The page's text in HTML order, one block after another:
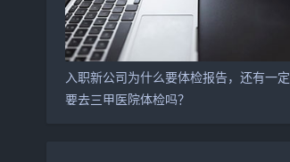
入职新公司为什么要体检报告，还有一定
要去三甲医院体检吗？